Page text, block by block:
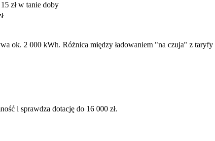
zł w tanie doby
ok. 2 000 kWh. Różnica między ładowaniem "na czuja" z
i sprawdza dotację do 16 000 zł.